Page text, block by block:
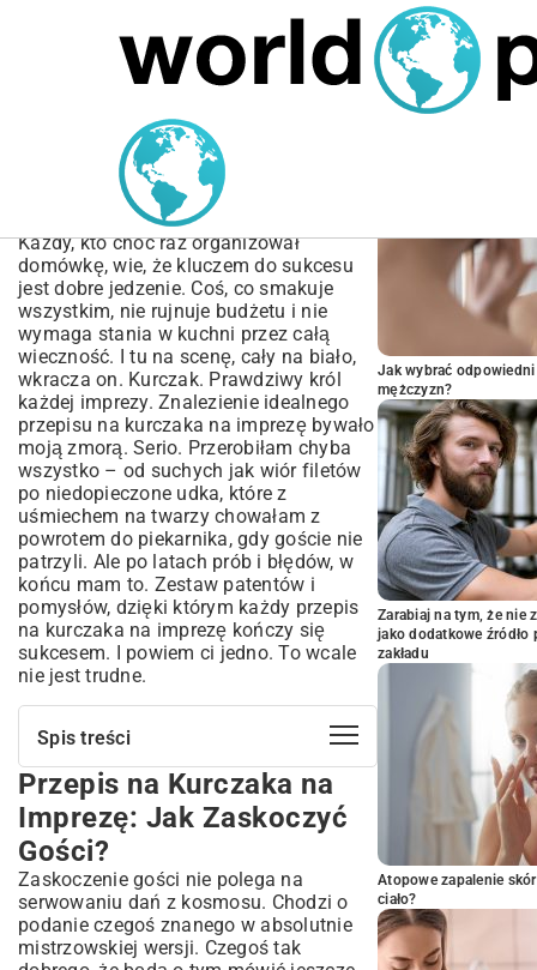
MARIUSZ ŁAMAGA 04.10.2025
Przepis na kurczaka na
imprezę – zaskocz gości
soczystym daniem
Każdy, kto choć raz organizował
domówkę, wie, że kluczem do sukcesu
jest dobre jedzenie. Coś, co smakuje
wszystkim, nie rujnuje budżetu i nie
wymaga stania w kuchni przez całą
wieczność. I tu na scenę, cały na biało,
wkracza on. Kurczak. Prawdziwy król
każdej imprezy. Znalezienie idealnego
przepisu na kurczaka na imprezę bywało
moją zmorą. Serio. Przerobiłam chyba
wszystko – od suchych jak wiór filetów
po niedopieczone udka, które z
uśmiechem na twarzy chowałam z
powrotem do piekarnika, gdy goście nie
patrzyli. Ale po latach prób i błędów, w
końcu mam to. Zestaw patentów i
pomysłów, dzięki którym każdy przepis
na kurczaka na imprezę kończy się
sukcesem. I powiem ci jedno. To wcale
nie jest trudne.
Spis treści
Przepis na Kurczaka na Imprezę: Jak
Zaskoczyć Gości?
Dlaczego Kurczak to Idealny Wybór na
Przyjęcie?
Planowanie Menu: Czego Potrzebujesz?
Najlepsze Przepisy na Kurczaka, Które
Pokochają Twoi Goście
Kurczak Pieczony w Całości: Klasyka,
Przepis na Kurczaka na
Imprezę: Jak Zaskoczyć
Gości?
Zaskoczenie gości nie polega na
serwowaniu dań z kosmosu. Chodzi o
podanie czegoś znanego w absolutnie
mistrzowskiej wersji. Czegoś tak
Jak wybrać
mężczyzn?
Zarabiaj na tym, że nie
jako dodatkowe
zakładu
Atopowe zapalenie
ciało?